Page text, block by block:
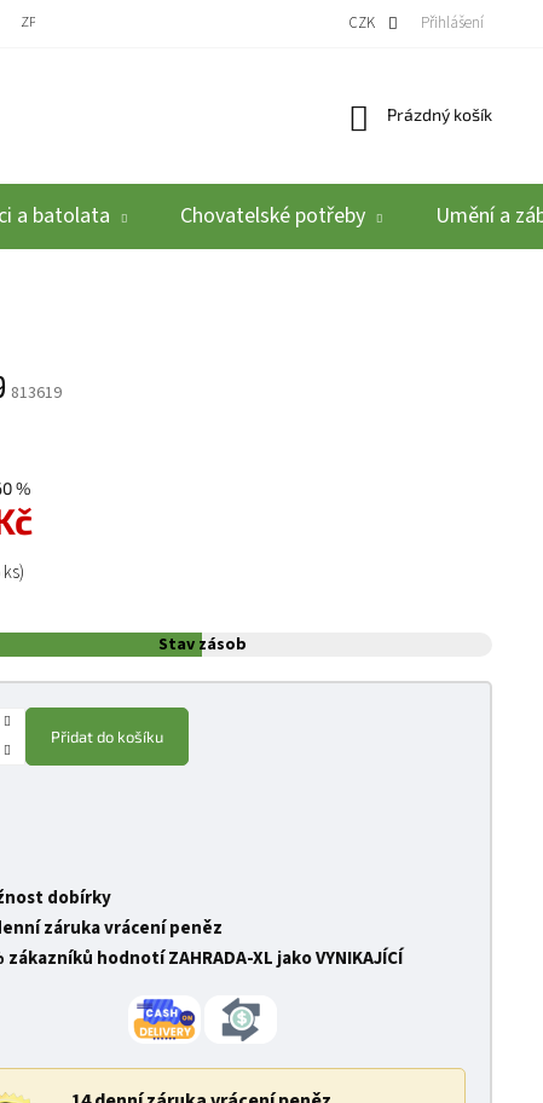
ZPĚTNÝ ODBĚR VYSLOUŽILÝCH ELEKTROZAŘÍZENÍ / BATERIÍ REKLAMACE A
CZK Přihlášení
Nákupní košík
Prázdný košík
a batolata Chovatelské potřeby Umění a
813619
%
Stav zásob
Přidat do košíku
dobírky
záruka vrácení peněz
zákazníků hodnotí ZAHRADA-XL jako VYNIKAJÍCÍ